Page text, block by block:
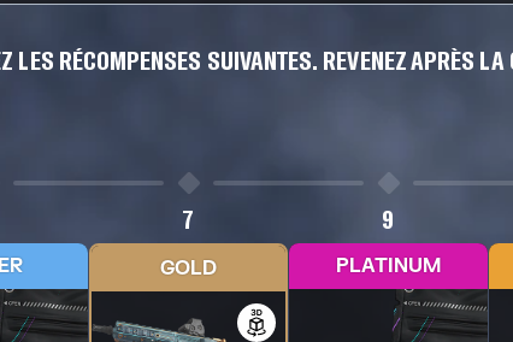
LES RÉCOMPENSES SUIVANTES. REVENEZ APRÈS
7
GOLD
9
PLATINUM